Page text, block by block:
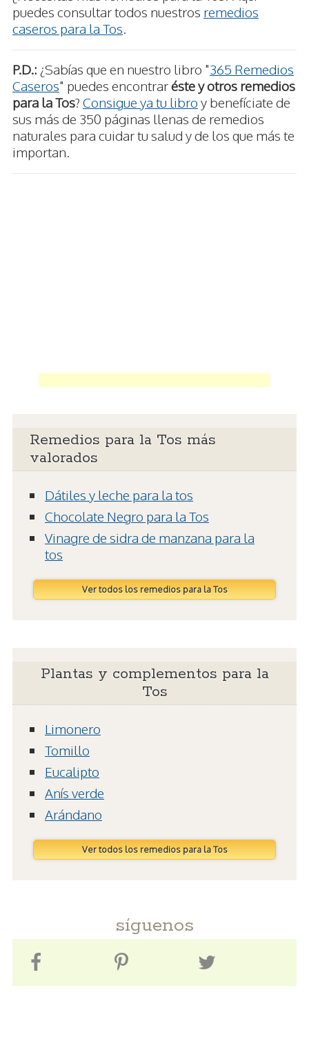
puedes consultar todos nuestros remedios
caseros para la Tos.
P.D.: ¿Sabías que en nuestro libro "365 Remedios
Caseros" puedes encontraréste y otros remedios
para la Tos? Consigue ya tu libro y benefíciate de
sus más de 350 páginas llenas de remedios
naturales para cuidar tu salud y de los que más te
importan.
Remedios para la Tos más
valorados
Dátiles y leche para la tos
Chocolate Negro para la Tos
Vinagre de sidra de manzana para la
tos
Ver todos los remedios para la Tos
Plantas y complementos para la
Tos
Limonero
Tomillo
Eucalipto
Anís verde
Arándano
Ver todos los remedios para la Tos
síguenos